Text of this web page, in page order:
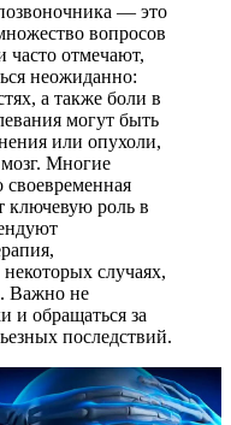
— это
вопросов
отмечают,
неожиданно:
а также боли в
могут быть
или опухоли,
Многие
ключевую роль в
случаях,
Важно не
и обращаться за
последствий.